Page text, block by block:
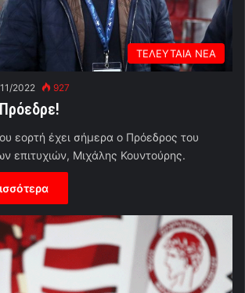
ΤΕΛΕΥΤΑΙΑ ΝΕΑ
2022 927
εορτή έχει σήμερα ο Πρόεδρος του
επιτυχιών, Μιχάλης Κουντούρης.